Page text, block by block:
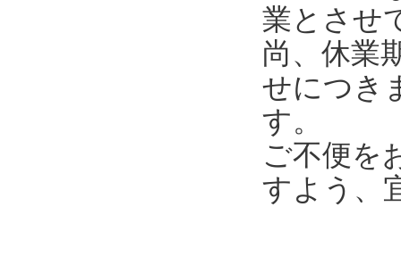
業とさせ
尚、休業
せにつき
す。
ご不便を
すよう、